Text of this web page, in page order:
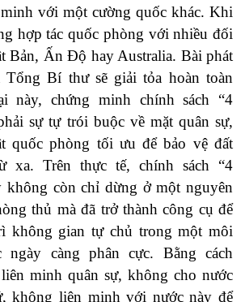
với một cường quốc khác. Khi
hợp tác quốc phòng với nhiều đối
Bản, Ấn Độ hay Australia. Bài phát
Tổng Bí thư sẽ giải tỏa hoàn toàn
này, chứng minh chính sách “4
sự tự trói buộc về mặt quân sự,
quốc phòng tối ưu để bảo vệ đất
xa. Trên thực tế, chính sách “4
không còn chỉ dừng ở một nguyên
thủ mà đã trở thành công cụ để
không gian tự chủ trong một môi
càng phân cực. Bằng cách
minh quân sự, không cho nước
không liên minh với nước này để